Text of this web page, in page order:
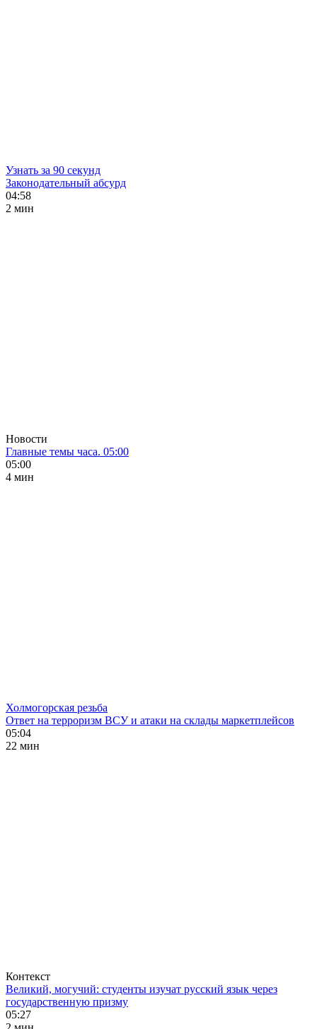
Узнать за 90 секунд
Законодательный абсурд
04:58
2 мин
Новости
Главные темы часа. 05:00
05:00
4 мин
Холмогорская резьба
Ответ на терроризм ВСУ и атаки на склады маркетплейсов
05:04
22 мин
Контекст
Великий, могучий: студенты изучат русский язык через
государственную призму
05:27